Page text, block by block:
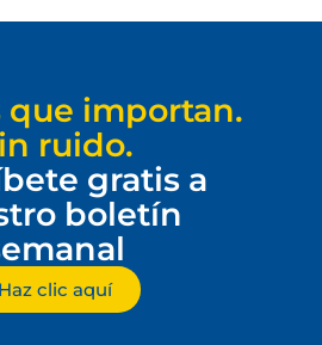
que importan.
ruido.
gratis a
boletín
Haz clic aquí